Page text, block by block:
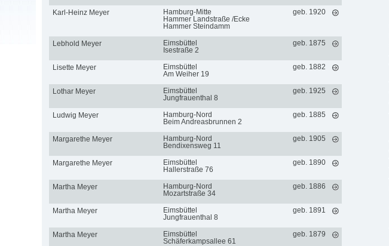
Karl-Heinz Meyer
Hamburg-Mitte
Hammer Landstraße /Ecke
Hammer Steindamm
geb. 1920
Lebhold Meyer
Eimsbüttel
Isestraße 2
geb. 1875
Lisette Meyer
Eimsbüttel
Am Weiher 19
geb. 1882
Lothar Meyer
Eimsbüttel
Jungfrauenthal 8
geb. 1925
Ludwig Meyer
Hamburg-Nord
Beim Andreasbrunnen 2
geb. 1885
Margarethe Meyer
Hamburg-Nord
Bendixensweg 11
geb. 1905
Margarethe Meyer
Eimsbüttel
Hallerstraße 76
geb. 1890
Martha Meyer
Hamburg-Nord
Mozartstraße 34
geb. 1886
Martha Meyer
Eimsbüttel
Jungfrauenthal 8
geb. 1891
Martha Meyer
Eimsbüttel
Schäferkampsallee 61
geb. 1879